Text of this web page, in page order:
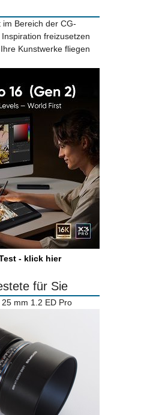
Bereich der CG-
freizusetzen
Kunstwerke fliegen
- klick hier
für Sie
mm 1.2 ED Pro